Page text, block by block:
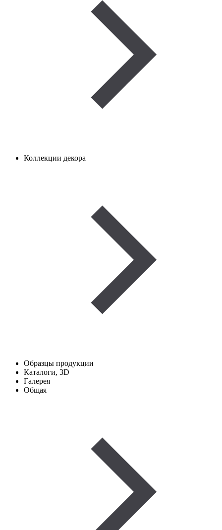
Коллекции декора
Образцы продукции
Каталоги, 3D
Галерея
Общая